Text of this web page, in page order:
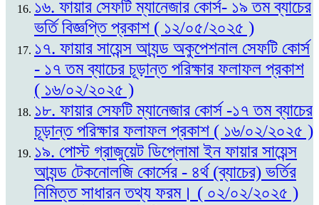
১৬. ফায়ার সেফটি ম্যানেজার কোর্স- ১৯ তম ব্যাচের
ভর্তি বিজ্ঞপ্তি প্রকাশ ( ১২/০৫/২০২৫ )
১৭. ফায়ার সায়েন্স আ্যন্ড অকুপেশনাল সেফটি কোর্স
- ১৭ তম ব্যাচের চূড়ান্ত পরিক্ষার ফলাফল প্রকাশ
( ১৬/০২/২০২৫ )
১৮. ফায়ার সেফটি ম্যানেজার কোর্স -১৭ তম ব্যাচের
চূড়ান্ত পরিক্ষার ফলাফল প্রকাশ ( ১৬/০২/২০২৫ )
১৯. পোস্ট গ্রাজুয়েট ডিপ্লোমা ইন ফায়ার সায়েন্স
আ্যন্ড টেকনোলজি কোর্সের - ৪র্থ (ব্যাচের) ভর্তির
নিমিত্ত সাধারন তথ্য ফরম। ( ০২/০২/২০২৫ )